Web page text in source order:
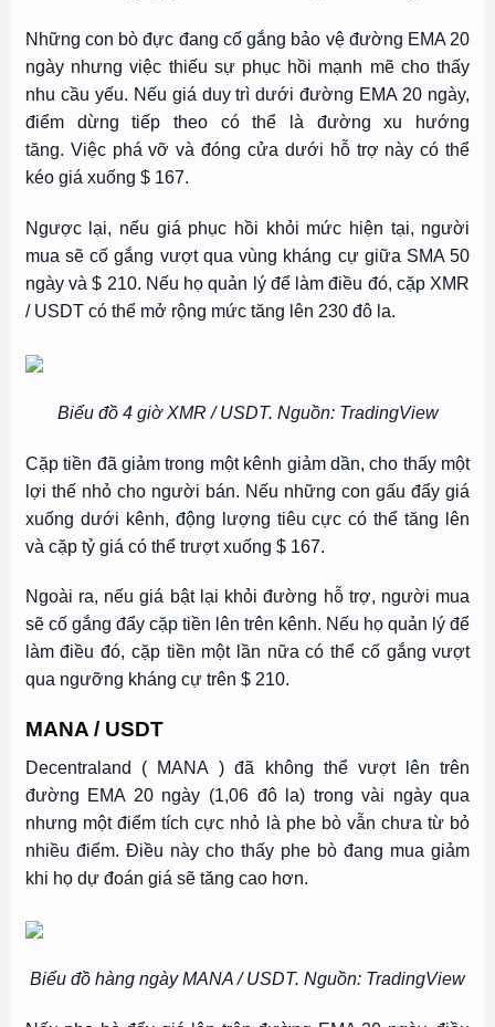
Những con bò đực đang cố gắng bảo vệ đường EMA 20
ngày nhưng việc thiếu sự phục hồi mạnh mẽ cho thấy
nhu cầu yếu. Nếu giá duy trì dưới đường EMA 20 ngày,
điểm dừng tiếp theo có thể là đường xu hướng
tăng. Việc phá vỡ và đóng cửa dưới hỗ trợ này có thể
kéo giá xuống $ 167.
Ngược lại, nếu giá phục hồi khỏi mức hiện tại, người
mua sẽ cố gắng vượt qua vùng kháng cự giữa SMA 50
ngày và $ 210. Nếu họ quản lý để làm điều đó, cặp XMR
/ USDT có thể mở rộng mức tăng lên 230 đô la.
Biểu đồ 4 giờ XMR / USDT. Nguồn: TradingView
Cặp tiền đã giảm trong một kênh giảm dần, cho thấy một
lợi thế nhỏ cho người bán. Nếu những con gấu đẩy giá
xuống dưới kênh, động lượng tiêu cực có thể tăng lên
và cặp tỷ giá có thể trượt xuống $ 167.
Ngoài ra, nếu giá bật lại khỏi đường hỗ trợ, người mua
sẽ cố gắng đẩy cặp tiền lên trên kênh. Nếu họ quản lý để
làm điều đó, cặp tiền một lần nữa có thể cố gắng vượt
qua ngưỡng kháng cự trên $ 210.
MANA / USDT
Decentraland ( MANA ) đã không thể vượt lên trên
đường EMA 20 ngày (1,06 đô la) trong vài ngày qua
nhưng một điểm tích cực nhỏ là phe bò vẫn chưa từ bỏ
nhiều điểm. Điều này cho thấy phe bò đang mua giảm
khi họ dự đoán giá sẽ tăng cao hơn.
Biểu đồ hàng ngày MANA / USDT. Nguồn: TradingView